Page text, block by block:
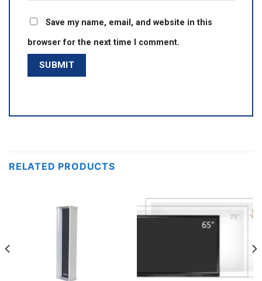
Save my name, email, and website in this
browser for the next time I comment.
RELATED PRODUCTS